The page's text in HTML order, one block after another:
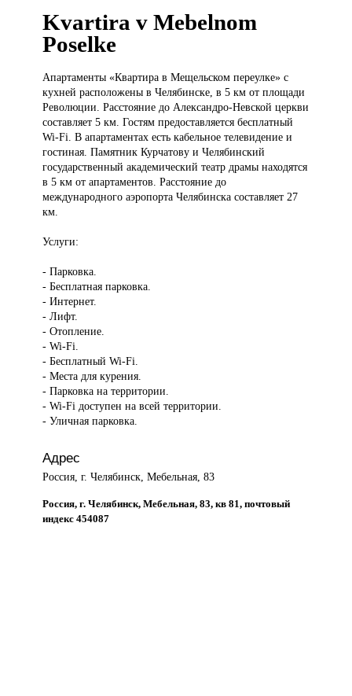
Kvartira v Mebelnom
Poselke
Апартаменты «Квартирав Мещельском переулке» с
кухней расположены в Челябинске, в 5 км от площади
Революции. Расстояние до Александро-Невской церкви
составляет 5 км. Гостям предоставляется бесплатный
Wi-Fi. В апартаментах есть кабельное телевидение и
гостиная. Памятник Курчатову и Челябинский
государственный академический театр драмы находятся
в 5 км от апартаментов. Расстояние до
международного аэропорта Челябинска составляет 27
км.
Услуги:
- Парковка.
- Бесплатная парковка.
- Интернет.
- Лифт.
- Отопление.
- Wi-Fi.
- Бесплатный Wi-Fi.
- Места для курения.
- Парковка на территории.
- Wi-Fi доступен на всей территории.
- Уличная парковка.
Адрес
Россия, г. Челябинск, Мебельная, 83
Россия, г. Челябинск, Мебельная, 83, кв 81, почтовый
индекс 454087